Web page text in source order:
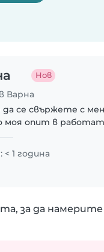
Нов
Варна
се свържете с
моя опит в
1 година
за да намерите